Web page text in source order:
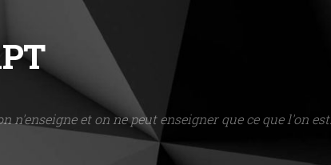
n'enseigne et on ne peut enseigner que ce que l'on est.